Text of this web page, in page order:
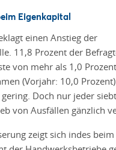
Eigenkapital
einen Anstieg der
11,8 Prozent der
von mehr als 1,0
(Vorjahr: 10,0
Doch nur jeder
von Ausfällen gänzlich
zeigt sich indes